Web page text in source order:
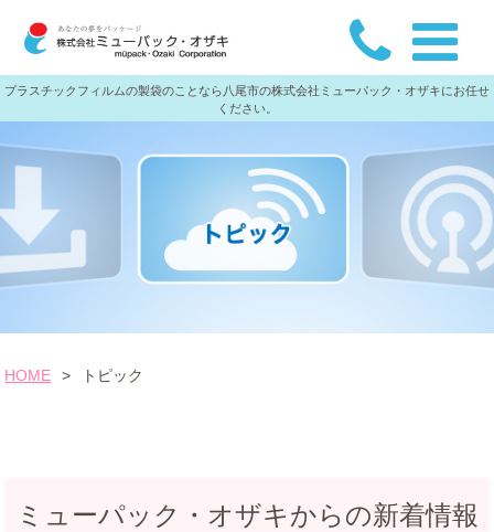
プラスチックフィルムの製袋のことなら八尾市の株式会社ミューパック・オザキにお任せ
ください。
HOME > トピック
ミューパック・オザキからの新着情報